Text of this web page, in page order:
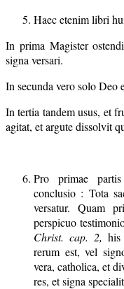
Haec etenim libri
In prima Magister
signa versari.
In secunda vero solo Deo
In tertia tandem usus, et
agitat, et argute dissolvit
Pro primae
conclusio : Tota
versatur. Quam
perspicuo
Christ. cap. 2,
rerum est, vel
vera, catholica, et
res, et signa